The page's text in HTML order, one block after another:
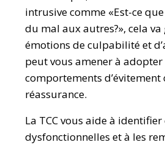
intrusive comme «Est-ce
du mal aux autres?», cela va
émotions de culpabilité et
peut vous amener à adopter
comportements d’évitement
réassurance.
La TCC vous aide à identifier
dysfonctionnelles et à les